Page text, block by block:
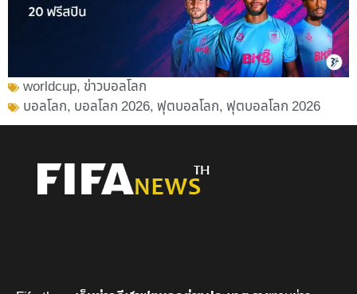
worldcup, ข่าวบอลโลก
บอลโลก, บอลโลก 2026,ฟุตบอลโลก,ฟุตบอลโลก 2026